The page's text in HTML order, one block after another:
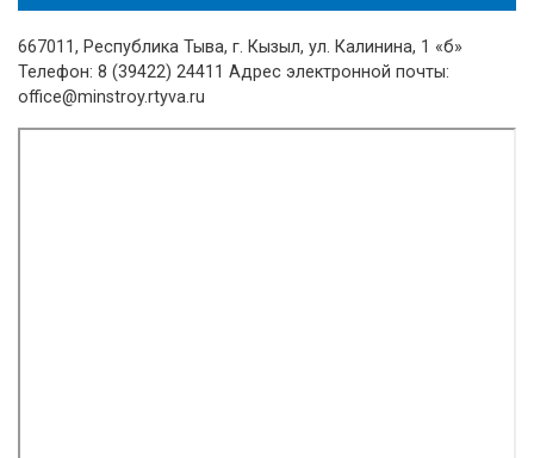
667011, Республика Тыва, г. Кызыл, ул. Калинина, 1 «б»
Телефон: 8 (39422) 24411 Адрес электронной почты:
office@minstroy.rtyva.ru